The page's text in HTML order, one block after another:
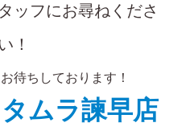
ッフにお尋ねくださ
！
待ちしております！
ムラ諫早店